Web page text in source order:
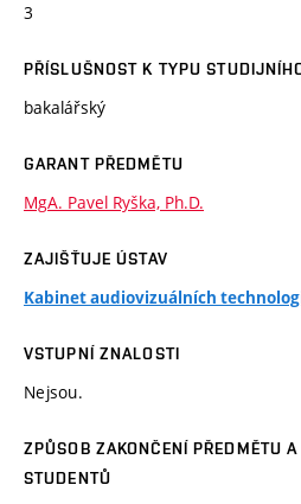
3
PŘÍSLUŠNOST K TYPU
bakalářský
GARANT PŘEDMĚTU
MgA. Pavel Ryška, Ph.D.
ZAJIŠŤUJE ÚSTAV
Kabinet audiovizuálních
VSTUPNÍ ZNALOSTI
Nejsou.
ZPŮSOB ZAKONČENÍ PŘEDMĚTU
STUDENTŮ